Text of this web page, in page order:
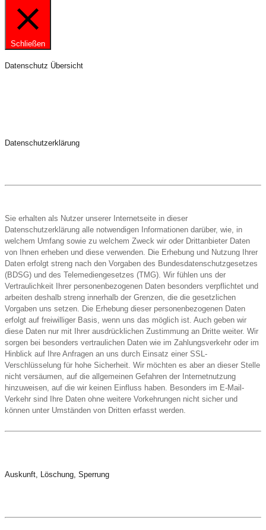
Schließen
Datenschutz Übersicht
Datenschutzerklärung
Sie erhalten als Nutzer unserer Internetseite in dieser
Datenschutzerklärung alle notwendigen Informationen darüber, wie, in
welchem Umfang sowie zu welchem Zweck wir oder Drittanbieter Daten
von Ihnen erheben und diese verwenden. Die Erhebung und Nutzung Ihrer
Daten erfolgt streng nach den Vorgaben des Bundesdatenschutzgesetzes
(BDSG) und des Telemediengesetzes (TMG). Wir fühlen uns der
Vertraulichkeit Ihrer personenbezogenen Daten besonders verpflichtet und
arbeiten deshalb streng innerhalb der Grenzen, die die gesetzlichen
Vorgaben uns setzen. Die Erhebung dieser personenbezogenen Daten
erfolgt auf freiwilliger Basis, wenn uns das möglich ist. Auch geben wir
diese Daten nur mit Ihrer ausdrücklichen Zustimmung an Dritte weiter. Wir
sorgen bei besonders vertraulichen Daten wie im Zahlungsverkehr oder im
Hinblick auf Ihre Anfragen an uns durch Einsatz einer SSL-
Verschlüsselung für hohe Sicherheit. Wir möchten es aber an dieser Stelle
nicht versäumen, auf die allgemeinen Gefahren der Internetnutzung
hinzuweisen, auf die wir keinen Einfluss haben. Besonders im E-Mail-
Verkehr sind Ihre Daten ohne weitere Vorkehrungen nicht sicher und
können unter Umständen von Dritten erfasst werden.
Auskunft, Löschung, Sperrung